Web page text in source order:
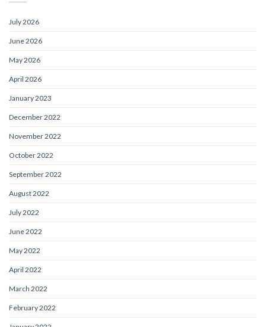
July 2026
June 2026
May 2026
April 2026
January 2023
December 2022
November 2022
October 2022
September 2022
August 2022
July 2022
June 2022
May 2022
April 2022
March 2022
February 2022